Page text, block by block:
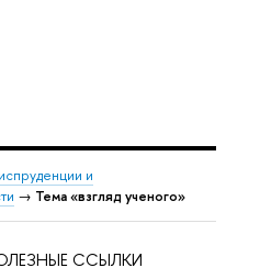
и
→ Тема «взгляд ученого»
ССЫЛКИ